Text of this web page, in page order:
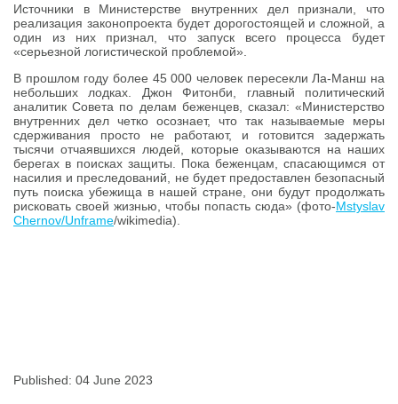
Источники в Министерстве внутренних дел признали, что
реализация законопроекта будет дорогостоящей и сложной, а
один из них признал, что запуск всего процесса будет
«серьезной логистической проблемой».
В прошлом году более 45 000 человек пересекли Ла-Манш на
небольших лодках. Джон Фитонби, главный политический
аналитик Совета по делам беженцев, сказал: «Министерство
внутренних дел четко осознает, что так называемые меры
сдерживания просто не работают, и готовится задержать
тысячи отчаявшихся людей, которые оказываются на наших
берегах в поисках защиты. Пока беженцам, спасающимся от
насилия и преследований, не будет предоставлен безопасный
путь поиска убежища в нашей стране, они будут продолжать
рисковать своей жизнью, чтобы попасть сюда» (фото-Mstyslav
Chernov/Unframe/wikimedia).
Published: 04 June 2023